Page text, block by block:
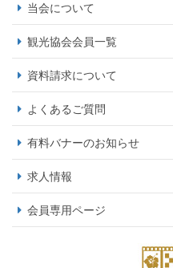
当会について
観光協会会員一覧
資料請求について
よくあるご質問
有料バナーのお知らせ
求人情報
会員専用ページ